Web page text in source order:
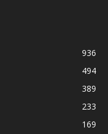
936
494
389
233
169